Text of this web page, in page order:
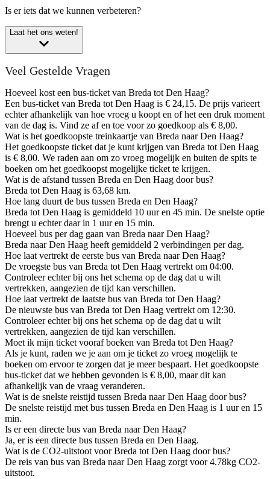
Is er iets dat we kunnen verbeteren?
Laat het ons weten!
Veel Gestelde Vragen
Hoeveel kost een bus-ticket van Breda tot Den Haag?
Een bus-ticket van Breda tot Den Haag is € 24,15. De prijs varieert
echter afhankelijk van hoe vroeg u koopt en of het een druk moment
van de dag is. Vind ze af en toe voor zo goedkoop als € 8,00.
Wat is het goedkoopste treinkaartje van Breda naar Den Haag?
Het goedkoopste ticket dat je kunt krijgen van Breda tot Den Haag
is € 8,00. We raden aan om zo vroeg mogelijk en buiten de spits te
boeken om het goedkoopst mogelijke ticket te krijgen.
Wat is de afstand tussen Breda en Den Haag door bus?
Breda tot Den Haag is 63,68 km.
Hoe lang duurt de bus tussen Breda en Den Haag?
Breda tot Den Haag is gemiddeld 10 uur en 45 min. De snelste optie
brengt u echter daar in 1 uur en 15 min.
Hoeveel bus per dag gaan van Breda naar Den Haag?
Breda naar Den Haag heeft gemiddeld 2 verbindingen per dag.
Hoe laat vertrekt de eerste bus van Breda naar Den Haag?
De vroegste bus van Breda tot Den Haag vertrekt om 04:00.
Controleer echter bij ons het schema op de dag dat u wilt
vertrekken, aangezien de tijd kan verschillen.
Hoe laat vertrekt de laatste bus van Breda tot Den Haag?
De nieuwste bus van Breda tot Den Haag vertrekt om 12:30.
Controleer echter bij ons het schema op de dag dat u wilt
vertrekken, aangezien de tijd kan verschillen.
Moet ik mijn ticket vooraf boeken van Breda tot Den Haag?
Als je kunt, raden we je aan om je ticket zo vroeg mogelijk te
boeken om ervoor te zorgen dat je meer bespaart. Het goedkoopste
bus-ticket dat we hebben gevonden is € 8,00, maar dit kan
afhankelijk van de vraag veranderen.
Wat is de snelste reistijd tussen Breda naar Den Haag door bus?
De snelste reistijd met bus tussen Breda en Den Haag is 1 uur en 15
min.
Is er een directe bus van Breda naar Den Haag?
Ja, er is een directe bus tussen Breda en Den Haag.
Wat is de CO2-uitstoot voor Breda tot Den Haag door bus?
De reis van bus van Breda naar Den Haag zorgt voor 4.78kg CO2-
uitstoot.